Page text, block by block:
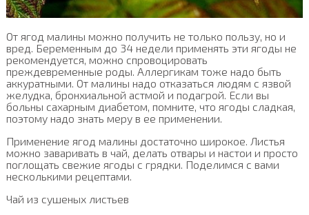
От ягод малины можно получить не только пользу, но и
вред. Беременным до 34 недели применять эти ягоды не
рекомендуется, можно спровоцировать
преждевременные роды. Аллергикам тоже надо быть
аккуратными. От малины надо отказаться людям с язвой
желудка, бронхиальной астмой и подагрой. Если вы
больны сахарным диабетом, помните, что ягоды сладкая,
поэтому надо знать меру в ее применении.
Применение ягод малины достаточно широкое. Листья
можно заваривать в чай, делать отвары и настои и просто
поглощать свежие ягоды с грядки. Поделимся с вами
несколькими рецептами.
Чай из сушеных листьев